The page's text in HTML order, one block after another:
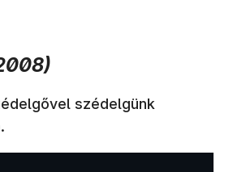
szédelgünk